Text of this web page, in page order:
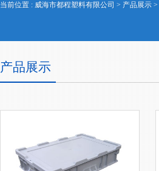
当前位置 : 威海市都程塑料有限公司 > 产品展示 >
产品展示